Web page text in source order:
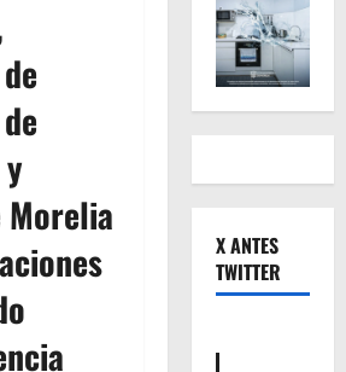
X ANTES
TWITTER